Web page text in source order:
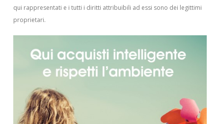
qui rappresentati e i tutti i diritti attribuibili ad essi sono dei legittimi
proprietari.